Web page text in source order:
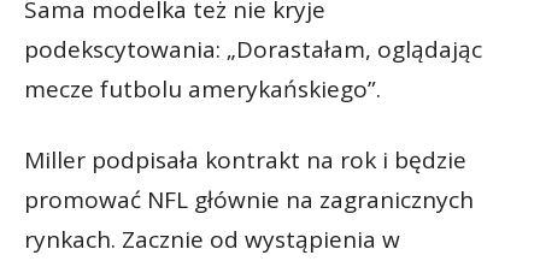
Sama modelka też nie kryje
podekscytowania: „Dorastałam, oglądając
mecze futbolu amerykańskiego”.
Miller podpisała kontrakt na rok i będzie
promować NFL głównie na zagranicznych
rynkach. Zacznie od wystąpienia w